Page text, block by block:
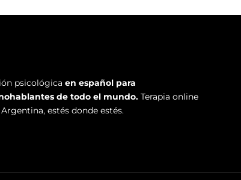
psicológicaen español para
de todo el mundo. Terapia online
estés donde estés.